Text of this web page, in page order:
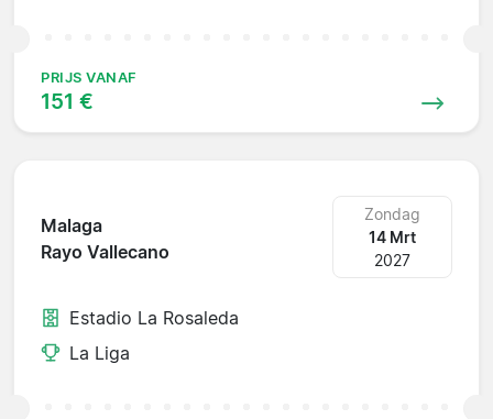
PRIJS VANAF
151 €
Malaga
Rayo Vallecano
Zondag
14 Mrt
2027
Estadio La Rosaleda
La Liga